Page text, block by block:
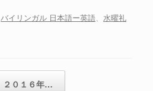
バイリンガル 日本語ー英語、 水曜礼
２０１６年…